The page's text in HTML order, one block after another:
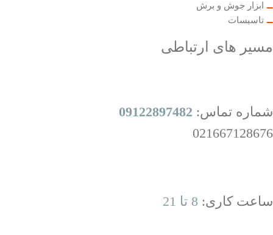
ابزار جوش و برش
تاسیسات
مسیر های ارتباطی
شماره تماس: 09122897482
021667128676
ساعت کاری: 8 تا 21